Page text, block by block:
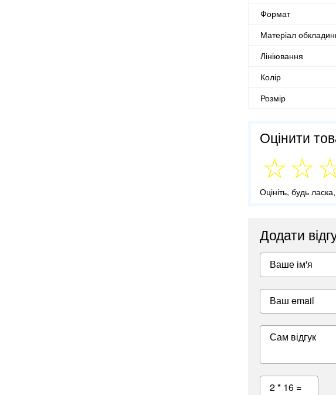
Формат
Матеріал
Лініювання
Колір
Розмір
Оцінити
Оцініть, будь
Додати
Ваше ім'я
Ваш email
Сам відгук
2 * 16 =